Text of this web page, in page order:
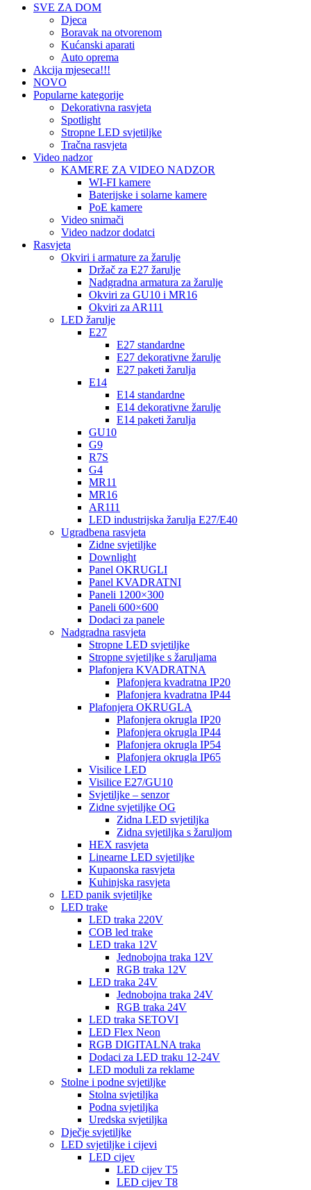
SVE ZA DOM
Djeca
Boravak na otvorenom
Kućanski aparati
Auto oprema
Akcija mjeseca!!!
NOVO
Popularne kategorije
Dekorativna rasvjeta
Spotlight
Stropne LED svjetiljke
Tračna rasvjeta
Video nadzor
KAMERE ZA VIDEO NADZOR
WI-FI kamere
Baterijske i solarne kamere
PoE kamere
Video snimači
Video nadzor dodatci
Rasvjeta
Okviri i armature za žarulje
Držač za E27 žarulje
Nadgradna armatura za žarulje
Okviri za GU10 i MR16
Okviri za AR111
LED žarulje
E27
E27 standardne
E27 dekorativne žarulje
E27 paketi žarulja
E14
E14 standardne
E14 dekorativne žarulje
E14 paketi žarulja
GU10
G9
R7S
G4
MR11
MR16
AR111
LED industrijska žarulja E27/E40
Ugradbena rasvjeta
Zidne svjetiljke
Downlight
Panel OKRUGLI
Panel KVADRATNI
Paneli 1200×300
Paneli 600×600
Dodaci za panele
Nadgradna rasvjeta
Stropne LED svjetiljke
Stropne svjetiljke s žaruljama
Plafonjera KVADRATNA
Plafonjera kvadratna IP20
Plafonjera kvadratna IP44
Plafonjera OKRUGLA
Plafonjera okrugla IP20
Plafonjera okrugla IP44
Plafonjera okrugla IP54
Plafonjera okrugla IP65
Visilice LED
Visilice E27/GU10
Svjetiljke – senzor
Zidne svjetiljke OG
Zidna LED svjetiljka
Zidna svjetiljka s žaruljom
HEX rasvjeta
Linearne LED svjetiljke
Kupaonska rasvjeta
Kuhinjska rasvjeta
LED panik svjetiljke
LED trake
LED traka 220V
COB led trake
LED traka 12V
Jednobojna traka 12V
RGB traka 12V
LED traka 24V
Jednobojna traka 24V
RGB traka 24V
LED traka SETOVI
LED Flex Neon
RGB DIGITALNA traka
Dodaci za LED traku 12-24V
LED moduli za reklame
Stolne i podne svjetiljke
Stolna svjetiljka
Podna svjetiljka
Uredska svjetiljka
Dječje svjetiljke
LED svjetiljke i cijevi
LED cijev
LED cijev T5
LED cijev T8